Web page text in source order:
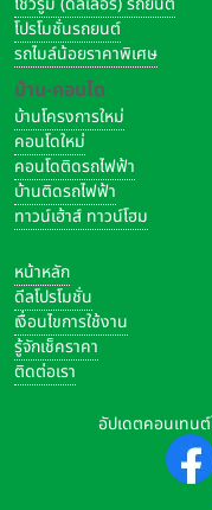
โปรโมชั่นรถยนต์
รถไมล์น้อยราคาพิเศษ
บ้าน-คอนโด
บ้านโครงการใหม่
คอนโดใหม่
คอนโดติดรถไฟฟ้า
บ้านติดรถไฟฟ้า
ทาวน์เฮ้าส์ ทาวน์โฮม
หน้าหลัก
ดีลโปรโมชั่น
เงื่อนไขการใช้งาน
รู้จักเช็คราคา
ติดต่อเรา
อัปเดตคอนเทน